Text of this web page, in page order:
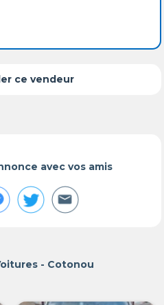
ce vendeur
avec vos amis
- Cotonou